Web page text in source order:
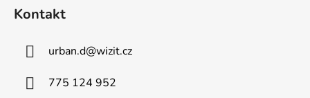
Kontakt
urban.d@wizit.cz
775 124 952